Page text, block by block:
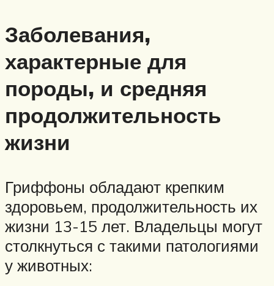
Заболевания,
характерные для
породы, и средняя
продолжительность
жизни
Гриффоны обладают крепким
здоровьем, продолжительность их
жизни 13-15 лет. Владельцы могут
столкнуться с такими патологиями
у животных: